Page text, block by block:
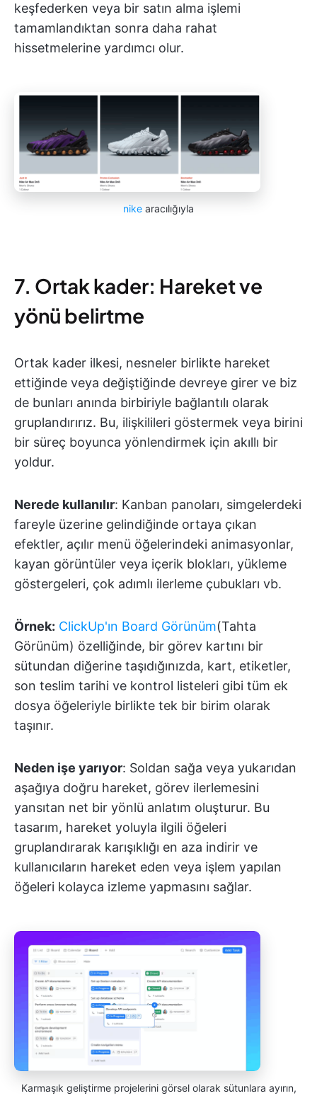
keşfederken veya bir satın alma işlemi
tamamlandıktan sonra daha rahat
hissetmelerine yardımcı olur.
nike aracılığıyla
7. Ortak kader: Hareket ve
yönü belirtme
Ortak kader ilkesi, nesneler birlikte hareket
ettiğinde veya değiştiğinde devreye girer ve biz
de bunları anında birbiriyle bağlantılı olarak
gruplandırırız. Bu, ilişkilileri göstermek veya birini
bir süreç boyunca yönlendirmek için akıllı bir
yoldur.
Nerede kullanılır: Kanban panoları, simgelerdeki
fareyle üzerine gelindiğinde ortaya çıkan
efektler, açılır menü öğelerindeki animasyonlar,
kayan görüntüler veya içerik blokları, yükleme
göstergeleri, çok adımlı ilerleme çubukları vb.
Örnek: ClickUp'ın Board Görünüm(Tahta
Görünüm) özelliğinde, bir görev kartını bir
sütundan diğerine taşıdığınızda, kart, etiketler,
son teslim tarihi ve kontrol listeleri gibi tüm ek
dosya öğeleriyle birlikte tek bir birim olarak
taşınır.
Neden işe yarıyor: Soldan sağa veya yukarıdan
aşağıya doğru hareket, görev ilerlemesini
yansıtan net bir yönlü anlatım oluşturur. Bu
tasarım, hareket yoluyla ilgili öğeleri
gruplandırarak karışıklığı en aza indirir ve
kullanıcıların hareket eden veya işlem yapılan
öğeleri kolayca izleme yapmasını sağlar.
Karmaşık geliştirme projelerini görsel olarak sütunlara ayırın,